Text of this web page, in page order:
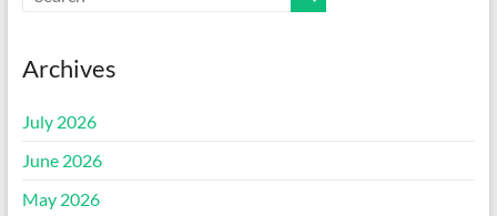
Archives
July 2026
June 2026
May 2026